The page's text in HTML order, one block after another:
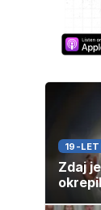
19-
Zdaj